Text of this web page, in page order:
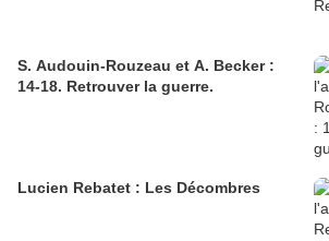
S. Audouin-Rouzeau et A. Becker :
14-18. Retrouver la guerre.
Lucien Rebatet : Les Décombres